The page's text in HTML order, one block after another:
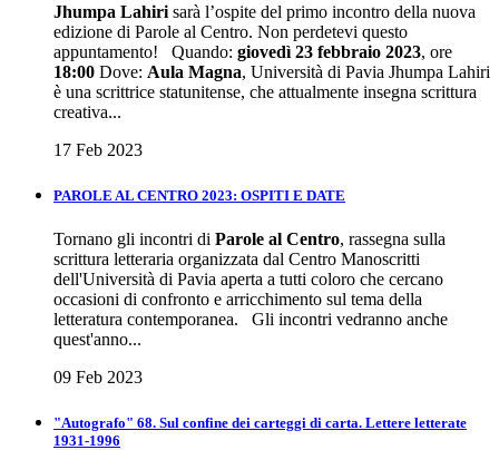
Jhumpa Lahiri sarà l’ospite del primo incontro della nuova
edizione di Parole al Centro. Non perdetevi questo
appuntamento! Quando: giovedì 23 febbraio 2023, ore
18:00 Dove: Aula Magna, Università di Pavia Jhumpa Lahiri
è una scrittrice statunitense, che attualmente insegna scrittura
creativa...
17 Feb 2023
PAROLE AL CENTRO 2023: OSPITI E DATE
Tornano gli incontri di Parole al Centro, rassegna sulla
scrittura letteraria organizzata dal Centro Manoscritti
dell'Università di Pavia aperta a tutti coloro che cercano
occasioni di confronto e arricchimento sul tema della
letteratura contemporanea. Gli incontri vedranno anche
quest'anno...
09 Feb 2023
"Autografo" 68. Sul confine dei carteggi di carta. Lettere letterate
1931-1996